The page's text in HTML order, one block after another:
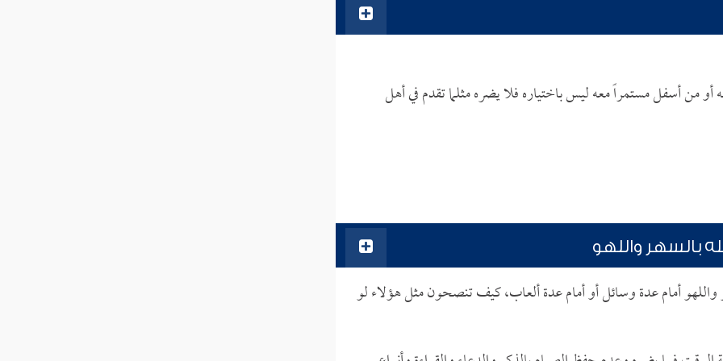
أسفل مستمراً معه ليس باختياره فلا يضره مثلما تقدم في أهل
بالسهر واللهو
واللهو أمام عدة وسائل أو أمام عدة ألعاب، كيف تنصحون مثل هؤلاء لو